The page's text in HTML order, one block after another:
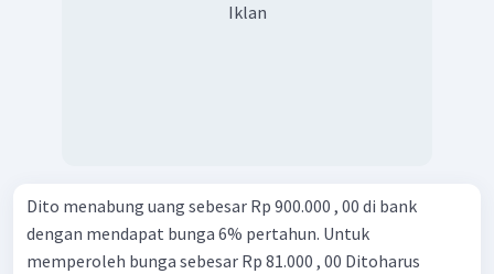
Iklan
Dito menabung uang sebesar Rp 900.000 , 00 di bank
dengan mendapat bunga 6% pertahun. Untuk
memperoleh bunga sebesar Rp 81.000 , 00 Ditoharus